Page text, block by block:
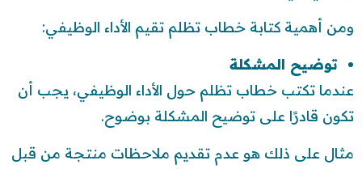
ومن أهمية كتابة خطاب تظلم تقيم الأداء الوظيفي:
توضيح المشكلة
عندما تكتب خطاب تظلم حول الأداء الوظيفي، يجب أن
تكون قادرًا على توضيح المشكلة بوضوح.
مثال على ذلك هو عدم تقديم ملاحظات منتجة من قبل